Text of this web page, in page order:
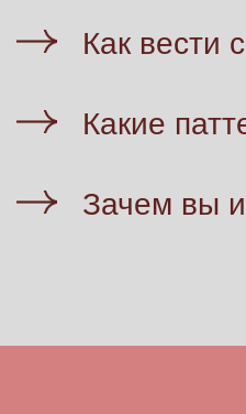
Как вести
Какие
Зачем вы